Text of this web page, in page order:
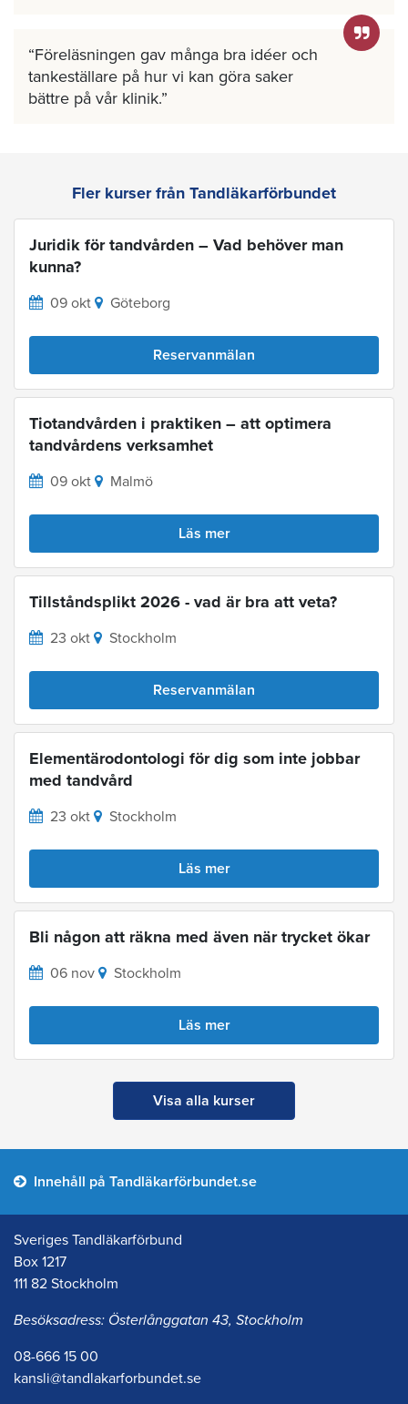
Föreläsningen gav många bra idéer och
tankeställare på hur vi kan göra saker
bättre på vår klinik.
Fler kurser från Tandläkarförbundet
Juridik för tandvården – Vad behöver man
kunna?
09 okt Göteborg
Reservanmälan
Tiotandvården i praktiken – att optimera
tandvårdens verksamhet
09 okt Malmö
Läs mer
Tillståndsplikt 2026 - vad är bra att veta?
23 okt Stockholm
Reservanmälan
Elementärodontologi för dig som inte jobbar
med tandvård
23 okt Stockholm
Läs mer
Bli någon att räkna med även när trycket ökar
06 nov Stockholm
Läs mer
Visa alla kurser
Innehåll på Tandläkarförbundet.se
Sveriges Tandläkarförbund
Box 1217
111 82 Stockholm
Besöksadress: Österlånggatan 43, Stockholm
08-666 15 00
kansli@tandlakarforbundet.se